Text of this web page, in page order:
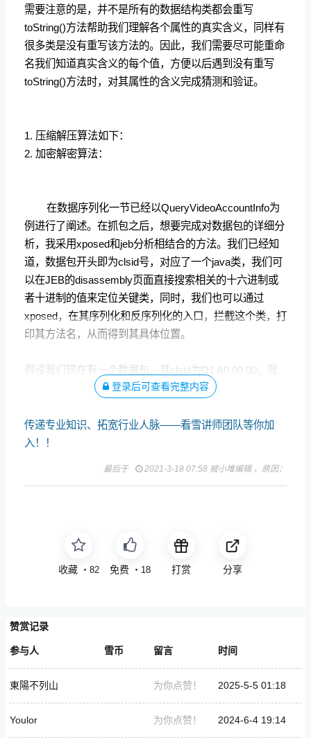
需要注意的是，并不是所有的数据结构类都会重写
toString()方法帮助我们理解各个属性的真实含义，同样有
很多类是没有重写该方法的。因此，我们需要尽可能重命
名我们知道真实含义的每个值，方便以后遇到没有重写
toString()方法时，对其属性的含义完成猜测和验证。
1. 压缩解压算法如下：
2. 加密解密算法：
在数据序列化一节已经以QueryVideoAccountInfo为
例进行了阐述。在抓包之后，想要完成对数据包的详细分
析，我采用xposed和jeb分析相结合的方法。我们已经知
道，数据包开头即为clsid号，对应了一个java类，我们可
以在JEB的disassembly页面直接搜索相关的十六进制或
者十进制的值来定位关键类，同时，我们也可以通过
xposed，在其序列化和反序列化的入口，拦截这个类，打
印其方法名，从而得到其具体位置。
假设我们现在有一个数据包，其clsid为D1 A0 00 00。我
们想要找到其实现类。登录后可查看完整内容
传递专业知识、拓宽行业人脉——看雪讲师团队等你加
入！！
最后于 2021-3-18 07:58 被小堆编辑 ，原因：
收藏 ・ 82 免费 ・ 18 打赏 分享
赞赏记录
参与人 雪币 留言 时间
東陽不列山 为你点赞！ 2025-5-5 01:18
Youlor 为你点赞！ 2024-6-4 19:14